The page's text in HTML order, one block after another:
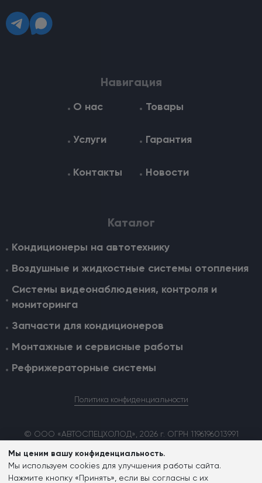
Навигация
О нас Товары
Услуги Гарантия
Контакты Новости
Каталог
Кондиционеры на автотехнику
Воздушные и жидкостные cистемы отопления
Системы видеонаблюдения, контроля и
мониторинга
Запчасти для кондиционеров
Монтажные и сервисные работы
Рефрижераторные системы
© ООО «АВТОСПЕЦХОЛОД», 2026 г. ОГРН 1196196013991
Политика конфиденциальности
Согласие на обработку персональных данных
Мы ценим вашу конфиденциальность.
Мы используем cookies для улучшения работы сайта.
Нажмите кнопку «Принять», если вы согласны с их